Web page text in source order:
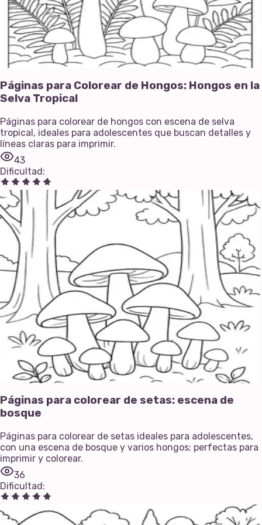
Páginas para Colorear de Hongos: Hongos en la
Selva Tropical
Páginas para colorear de hongos con escena de selva
tropical, ideales para adolescentes que buscan detalles y
líneas claras para imprimir.
43
Dificultad:
Páginas para colorear de setas: escena de
bosque
Páginas para colorear de setas ideales para adolescentes,
con una escena de bosque y varios hongos; perfectas para
imprimir y colorear.
36
Dificultad: